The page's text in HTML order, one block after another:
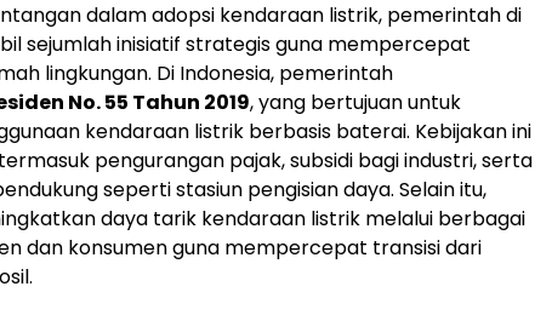
dalam adopsi kendaraan listrik, pemerintah di
sejumlah inisiatif strategis guna mempercepat
lingkungan. Di Indonesia, pemerintah
No. 55 Tahun 2019, yang bertujuan untuk
kendaraan listrik berbasis baterai. Kebijakan ini
pengurangan pajak, subsidi bagi industri, serta
seperti stasiun pengisian daya. Selain itu,
daya tarik kendaraan listrik melalui berbagai
dan konsumen guna mempercepat transisi dari